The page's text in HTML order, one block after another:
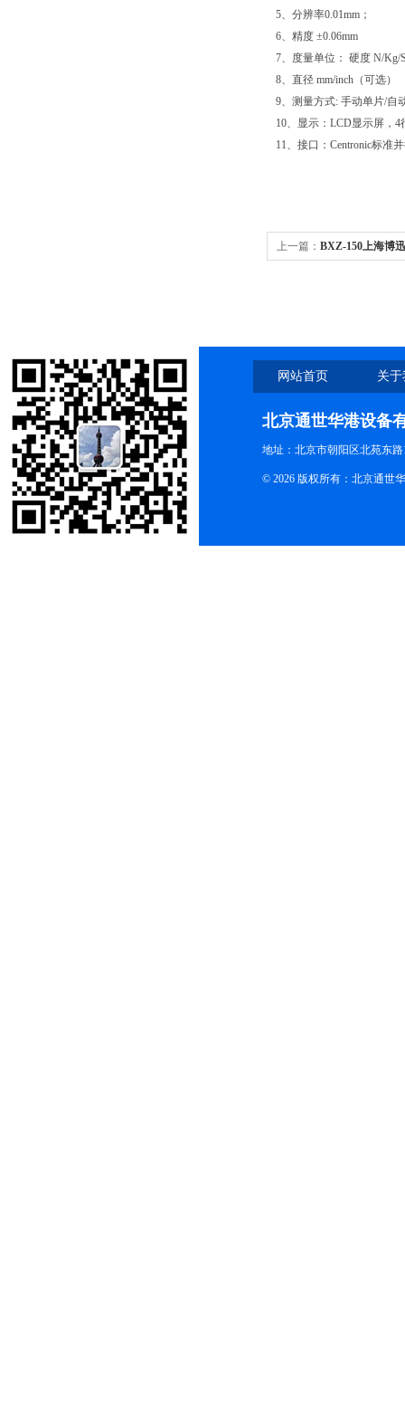
5、分辨率0.01mm；
6、精度 ±0.06mm
7、度量单位： 硬度 N/
8、直径 mm/inch（可选）
9、测量方式: 手动单片/自
10、显示：LCD显示屏，
11、接口：Centronic标准
上一篇： BXZ-150上海博
网站首页 关
北京通世华港设备
地址：北京市朝阳区北苑东路
© 2026 版权所有：北京通世